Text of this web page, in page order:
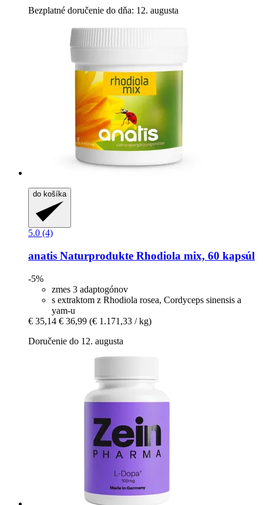
Bezplatné doručenie do dňa: 12. augusta
do košíka
5.0 (4)
anatis Naturprodukte Rhodiola mix, 60 kapsúl
-5%
zmes 3 adaptogónov
s extraktom z Rhodiola rosea, Cordyceps sinensis a
yam-u
€ 35,14 € 36,99 (€ 1.171,33 / kg)
Doručenie do 12. augusta